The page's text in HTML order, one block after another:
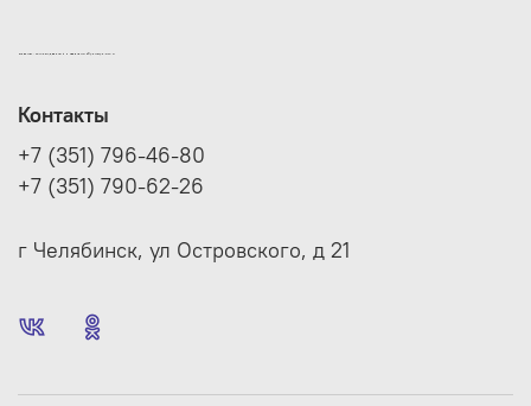
Контакты
+7 (351) 796-46-80
+7 (351) 790-62-26
г Челябинск, ул Островского, д 21